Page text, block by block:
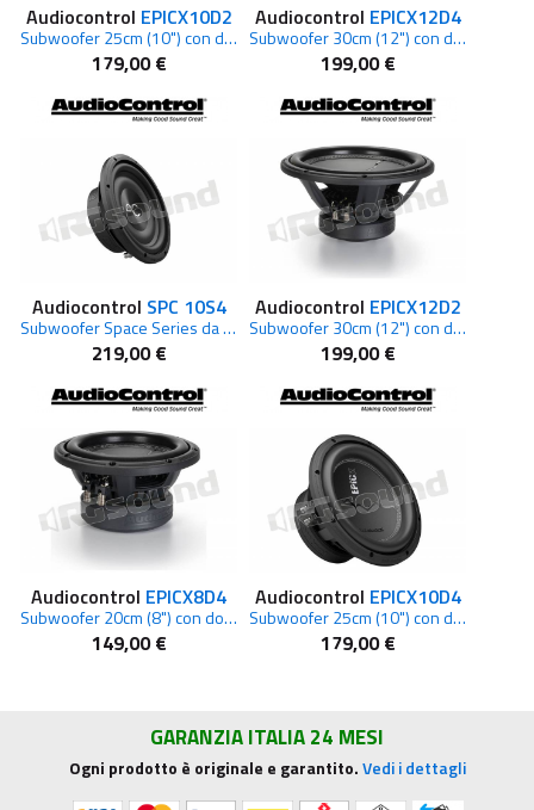
Audiocontrol EPICX10D2
Subwoofer 25cm (10") con doppia bobina mobile 2 Ohm, 500 W RMS
179,00 €
Audiocontrol EPICX12D4
Subwoofer 30cm (12") con doppia bobina mobile 4 Ohm, 500 W RMS
199,00 €
Audiocontrol SPC 10S4
Subwoofer Space Series da 10", 400 W RMS 4 ohm
219,00 €
Audiocontrol EPICX12D2
Subwoofer 30cm (12") con doppia bobina mobile 2 Ohm, 500 W RMS
199,00 €
Audiocontrol EPICX8D4
Subwoofer 20cm (8") con doppia bobina mobile 4 Ohm, 500 W RMS
149,00 €
Audiocontrol EPICX10D4
Subwoofer 25cm (10") con doppia bobina mobile 4 Ohm, 500 W RMS
179,00 €
GARANZIA ITALIA 24 MESI
Ogni prodotto è originale e garantito.Vedi i dettagli